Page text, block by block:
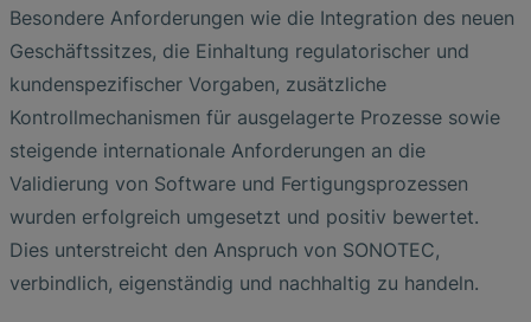
Besondere Anforderungen wie die Integration des neuen
Geschäftssitzes, die Einhaltung regulatorischer und
kundenspezifischer Vorgaben, zusätzliche
Kontrollmechanismen für ausgelagerte Prozesse sowie
steigende internationale Anforderungen an die
Validierung von Software und Fertigungsprozessen
wurden erfolgreich umgesetzt und positiv bewertet.
Dies unterstreicht den Anspruch von SONOTEC,
verbindlich, eigenständig und nachhaltig zu handeln.